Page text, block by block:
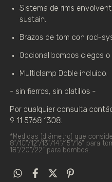
Sistema de rims
sustain.
Brazos de tom con rod-
Opcional bombos ciegos
Multiclamp Doble incluido.
- sin fierros, sin platillos -
Por cualquier consulta
9 11 5768 1308.
*Medidas (diámetro) que
8”/10”/12”/13”/14”/15”/16” para
18”/20”/22” para bombos.